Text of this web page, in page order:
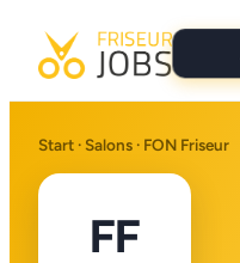
Alle Jobs
Für Bewerber
Start · Salons · FON Friseur
FF